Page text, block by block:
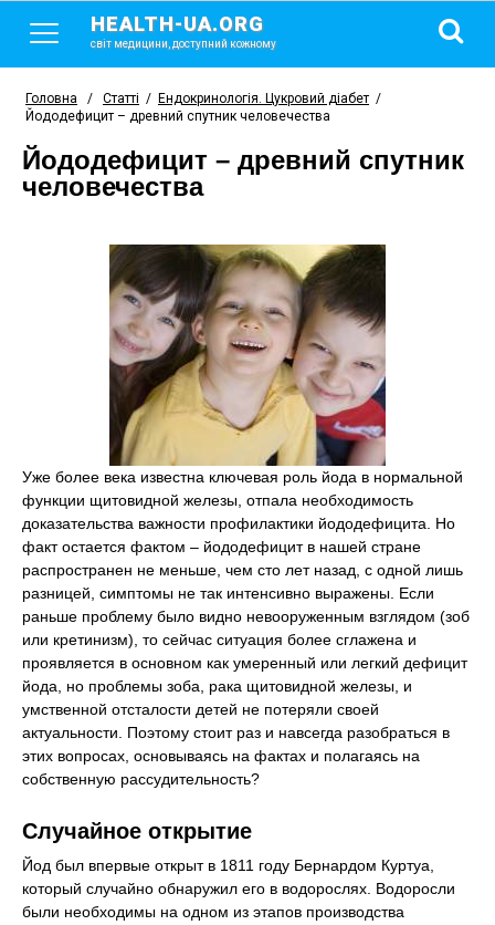
HEALTH-UA.ORG
світ медицини, доступний кожному
Головна / Статті / Ендокринологія. Цукровий діабет /
Йододефицит – древний спутник человечества
Йододефицит – древний спутник
человечества
Уже более века известна ключевая роль йода в нормальной
функции щитовидной железы, отпала необходимость
доказательства важности профилактики йододефицита. Но
факт остается фактом – йододефицит в нашей стране
распространен не меньше, чем сто лет назад, с одной лишь
разницей, симптомы не так интенсивно выражены. Если
раньше проблему было видно невооруженным взглядом (зоб
или кретинизм), то сейчас ситуация более сглажена и
проявляется в основном как умеренный или легкий дефицит
йода, но проблемы зоба, рака щитовидной железы, и
умственной отсталости детей не потеряли своей
актуальности. Поэтому стоит раз и навсегда разобраться в
этих вопросах, основываясь на фактах и полагаясь на
собственную рассудительность?
Случайное открытие
Йод был впервые открыт в 1811 году Бернардом Куртуа,
который случайно обнаружил его в водорослях. Водоросли
были необходимы на одном из этапов производства